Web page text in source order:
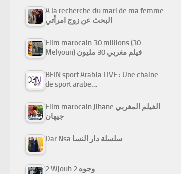
A la recherche du mari de ma femme
البحث عن زوج امرأتي
Film marocain 30 millions (30
Melyoun) فيلم مغربي 30 مليون
BEIN sport Arabia LIVE : Une chaine
de sport arabe…
Film marocain Jihane الفيلم المغربي
جيهان
Dar Nsa سلسلة دار النسا
2 Wjouh 2 وجوه